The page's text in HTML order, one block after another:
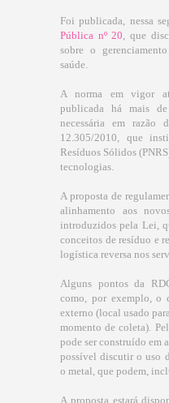
Foi publicada, nessa
Pública nº 20 , que
sobre o
saúde.
A norma em vigor
publicada há mais
necessária em
12.305/2010, que
Resíduos Sólidos
tecnologias.
A proposta de
alinhamento aos
introduzidos pela Lei,
conceitos de resíduo e
logística reversa nos
Alguns pontos da
como, por exemplo, o
externo (local usado
momento de coleta).
pode ser construído em
possível discutir o uso
o metal, que podem,
A proposta estará